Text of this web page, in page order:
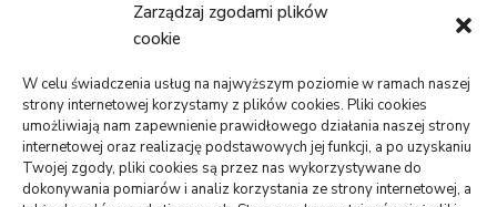
Zarządzaj zgodami plików
cookie
W celu świadczenia usług na najwyższym poziomie w ramach naszej
strony internetowej korzystamy z plików cookies. Pliki cookies
umożliwiają nam zapewnienie prawidłowego działania naszej strony
internetowej oraz realizację podstawowych jej funkcji, a po uzyskaniu
Twojej zgody, pliki cookies są przez nas wykorzystywane do
dokonywania pomiarów i analiz korzystania ze strony internetowej, a